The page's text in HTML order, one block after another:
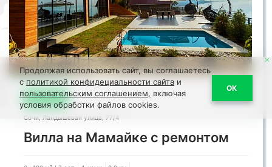
ID:2256
Сочи, Ландышевая улица, 77/4
Вилла на Мамайке с ремонтом
Продолжая использовать сайт, вы соглашаетесь
сполитикой конфидециальности сайта и
пользовательским соглашением, включая
условия обработки файлов cookies.
ОК